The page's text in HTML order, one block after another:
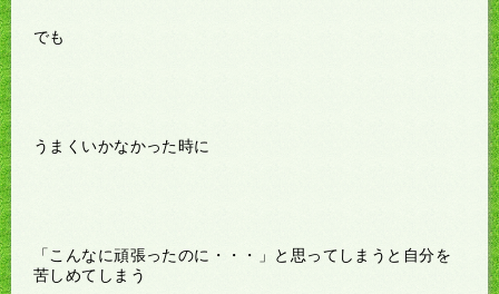
でも
うまくいかなかった時に
「こんなに頑張ったのに・・・」と思ってしまうと自分を
苦しめてしまう